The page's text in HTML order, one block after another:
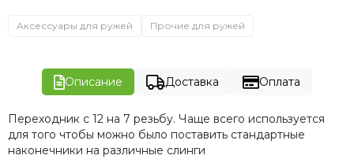
Аксессуары для ружей Прочие для ружей
Описание Доставка Оплата
Переходник с 12 на 7 резьбу. Чаще всего используется
для того чтобы можно было поставить стандартные
наконечники на различные слинги